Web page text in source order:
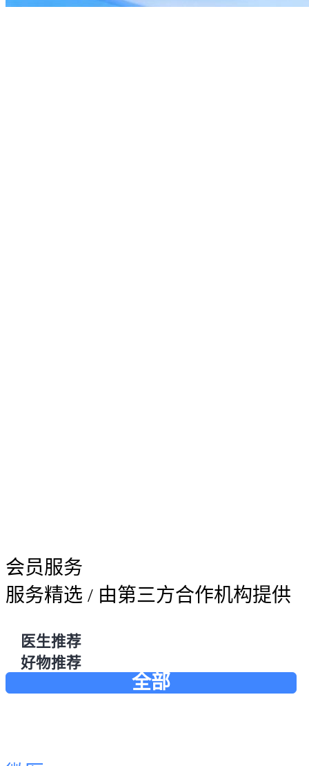
会员服务
服务精选 / 由第三方合作机构提供
医生推荐
好物推荐
全部